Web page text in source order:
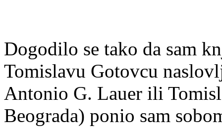
Dogodilo se tako da sam
Tomislavu Gotovcu
Antonio G. Lauer ili
Beograda) ponio sam